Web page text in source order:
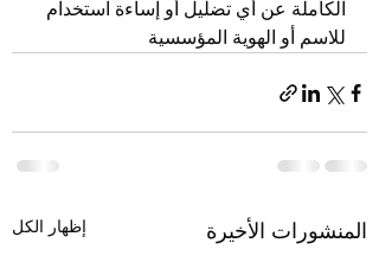
الكاملة عن أي تضليل أو إساءة استخدام
للاسم أو الهوية المؤسسية
المنشورات الأخيرة إظهار الكل